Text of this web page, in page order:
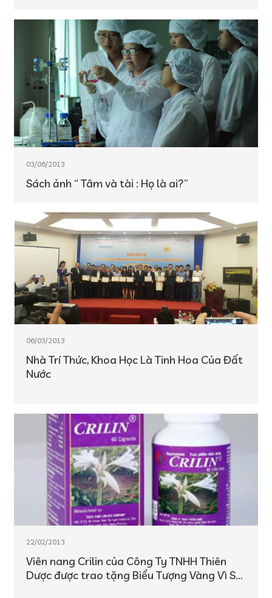
03/06/2013
Sách ảnh “ Tâm và tài : Họ là ai?”
06/03/2013
Nhà Trí Thức, Khoa Học Là Tinh Hoa Của Đất
Nước
22/02/2013
Viên nang Crilin của Công Ty TNHH Thiên
Dược được trao tặng Biểu Tượng Vàng Vì Sự